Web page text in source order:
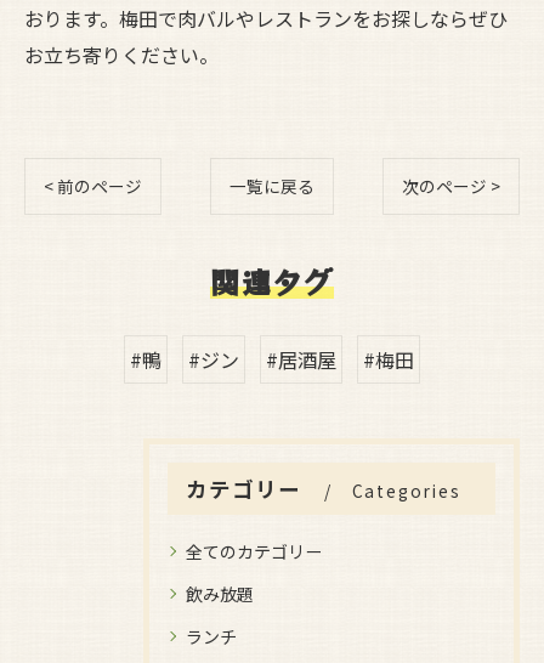
おります。梅田で肉バルやレストランをお探しならぜひ
お立ち寄りください。
< 前のページ 一覧に戻る 次のページ >
関連タグ
#鴨 #ジン #居酒屋 #梅田
カテゴリー Categories
全てのカテゴリー
飲み放題
ランチ